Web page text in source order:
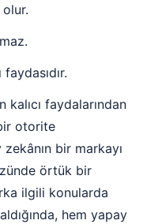
olur.
faydalarından
otorite
zekânın bir markayı
örtük bir
ilgili konularda
hem yapay